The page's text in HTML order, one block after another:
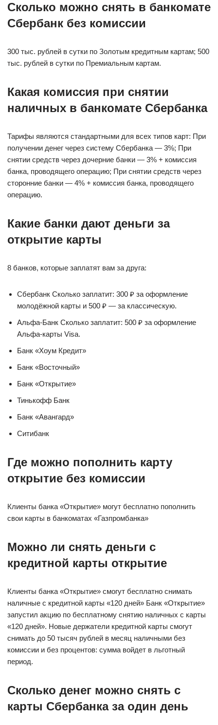
Сколько можно снять в банкомате
Сбербанк без комиссии
300 тыс. рублей в сутки по Золотым кредитным картам; 500
тыс. рублей в сутки по Премиальным картам.
Какая комиссия при снятии
наличных в банкомате Сбербанка
Тарифы являются стандартными для всех типов карт: При
получении денег через систему Сбербанка — 3%; При
снятии средств через дочерние банки — 3% + комиссия
банка, проводящего операцию; При снятии средств через
сторонние банки — 4% + комиссия банка, проводящего
операцию.
Какие банки дают деньги за
открытие карты
8 банков, которые заплатят вам за друга:
Сбербанк Сколько заплатит: 300 ₽ за оформление
молодёжной карты и 500 ₽ — за классическую.
Альфа-Банк Сколько заплатит: 500 ₽ за оформление
Альфа-карты Visa.
Банк «Хоум Кредит»
Банк «Восточный»
Банк «Открытие»
Тинькофф Банк
Банк «Авангард»
Ситибанк
Где можно пополнить карту
открытие без комиссии
Клиенты банка «Открытие» могут бесплатно пополнить
свои карты в банкоматах «Газпромбанка»
Можно ли снять деньги с
кредитной карты открытие
Клиенты банка «Открытие» смогут бесплатно снимать
наличные с кредитной карты «120 дней» Банк «Открытие»
запустил акцию по бесплатному снятию наличных с карты
«120 дней». Новые держатели кредитной карты смогут
снимать до 50 тысяч рублей в месяц наличными без
комиссии и без процентов: сумма войдет в льготный
период.
Сколько денег можно снять с
карты Сбербанка за один день